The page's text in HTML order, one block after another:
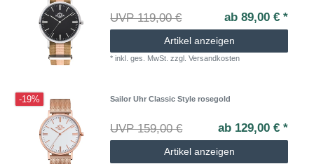
UVP 119,00 € ab 89,00 € *
Artikel anzeigen
*inkl. ges. MwSt. zzgl.Versandkosten
-19% Sailor Uhr Classic Style rosegold
UVP 159,00 € ab 129,00 € *
Artikel anzeigen